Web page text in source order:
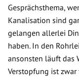
Gesprächsthema,
Kanalisation sind
gelangen allerlei
haben. In den
ansonsten läuft das
Verstopfung ist